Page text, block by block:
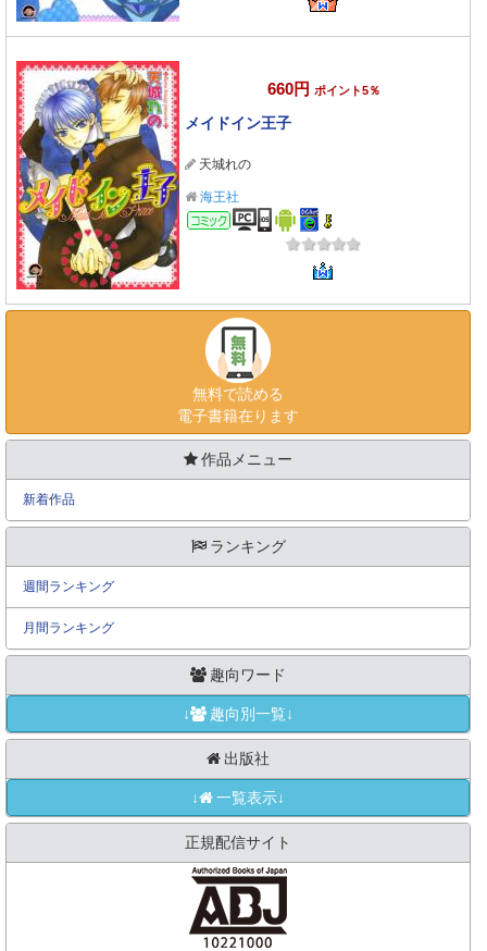
660円 ポイント5％
メイドイン王子
天城れの
海王社
コミック
無料で読める
電子書籍在ります
作品メニュー
新着作品
ランキング
週間ランキング
月間ランキング
趣向ワード
↓ 趣向別一覧↓
出版社
↓ 一覧表示↓
正規配信サイト